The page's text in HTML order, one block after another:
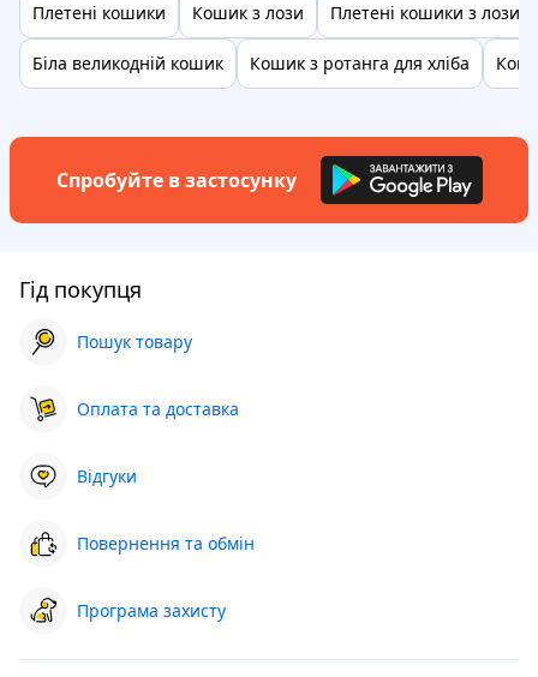
Плетені кошики Кошик з лози Плетені кошики з лози
Біла великодній кошик Кошик з ротанга для хліба
Спробуйте в застосунку
Гід покупця
Пошук товару
Оплата та доставка
Відгуки
Повернення та обмін
Програма захисту